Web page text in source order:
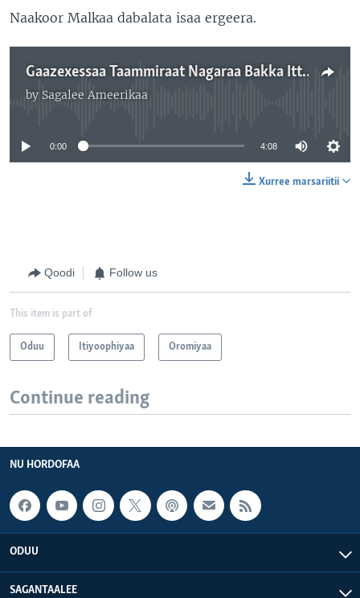
Naakoor Malkaa dabalata isaa ergeera.
Gaazexessaa Taammiraat Nagaraa Bakka Itti Hidhame hin Beeknu: Matii
by Sagalee Ameerikaa
No media source currently available
0:00 4:08
Xurree marsariitii
Qoodi Follow us
This item is part of
Oduu Itiyoophiyaa Oromiyaa
Continue reading
NU HORDOFAA
ODUU
SAGANTAALEE